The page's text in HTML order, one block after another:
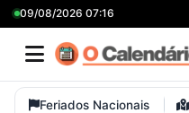
09/08/2026 07:16
Feriados Nacionais